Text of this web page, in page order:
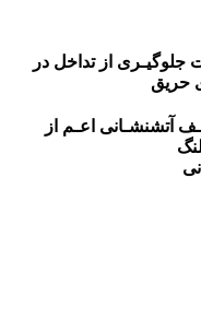
جلوگیـری از تداخل در
حریق
آتشنشـانی اعـم از